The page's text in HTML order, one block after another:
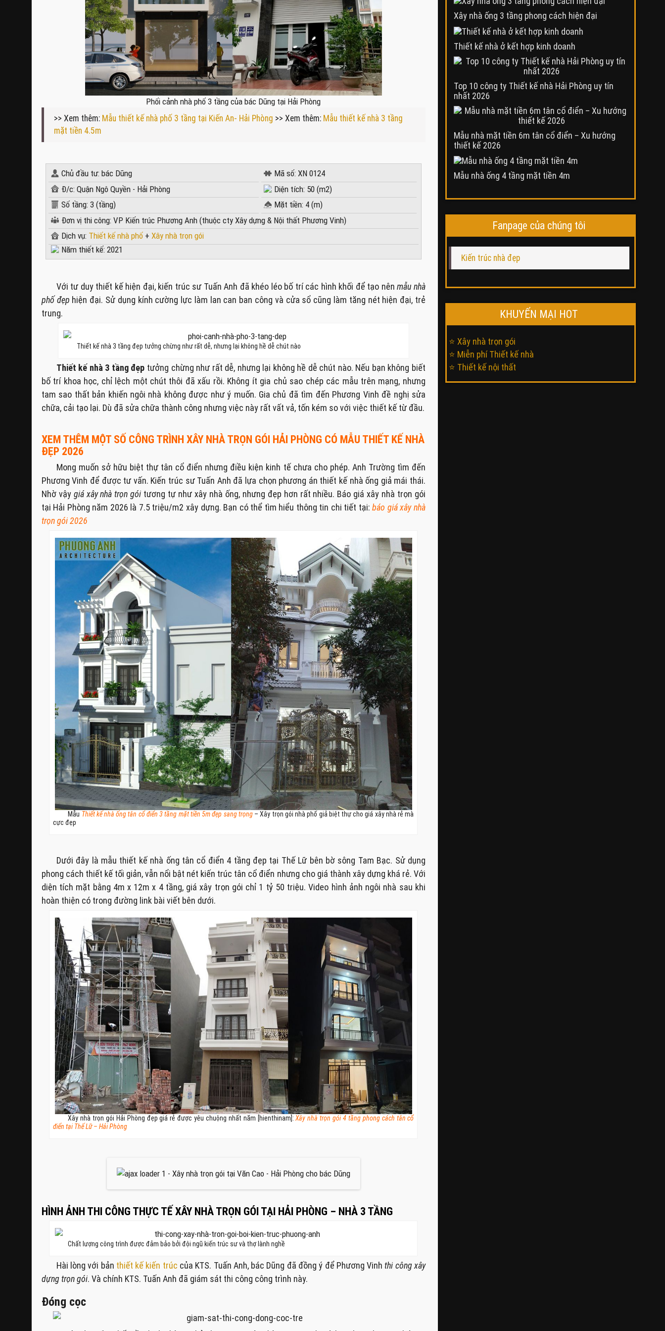
Phối cảnh nhà phố 3 tầng của bác Dũng tại Hải Phòng
>> Xem thêm: Mẫu thiết kế nhà phố 3 tầng tại Kiến An- Hải Phòng >> Xem thêm: Mẫu thiết kế nhà 3 tầng
mặt tiền 4.5m
Chủ đầu tư: bác Dũng
Mã số: XN 0124
Đ/c: Quận Ngô Quyền - Hải Phòng
Diện tích: 50 (m2)
Số tầng: 3 (tầng)
Mặt tiền: 4 (m)
Đơn vị thi công: VP Kiến trúc Phương Anh (thuộc cty Xây dựng & Nội thất Phương Vinh)
Dịch vụ: Thiết kế nhà phố+ Xây nhà trọn gói
Năm thiết kế: 2021
Với tư duy thiết kế hiện đại, kiến trúc sư Tuấn Anh đã khéo léo bố trí các hình khối để tạo nênmẫu nhà
phố đẹp hiện đại. Sử dụng kính cường lực làm lan can ban công và cửa sổ cũng làm tăng nét hiện đại, trẻ
trung.
Thiết kế nhà 3 tầng đẹp tưởng chừng như rất dễ, nhưng lại không hề dễ chút nào
Thiết kế nhà 3 tầng đẹp tưởng chừng như rất dễ, nhưng lại không hề dễ chút nào. Nếu bạn không biết
bố trí khoa học, chỉ lệch một chút thôi đã xấu rồi. Không ít gia chủ sao chép các mẫu trên mạng, nhưng
tam sao thất bản khiến ngôi nhà không được như ý muốn. Gia chủ đã tìm đến Phương Vinh đề nghị sửa
chữa, cải tạo lại. Dù đã sửa chữa thành công nhưng việc này rất vất vả, tốn kém so với việc thiết kế từ đầu.
XEM THÊM MỘT SỐ CÔNG TRÌNH XÂY NHÀ TRỌN GÓI HẢI PHÒNG CÓ MẪU THIẾT KẾ NHÀ
ĐẸP 2026
Mong muốn sở hữu biệt thự tân cổ điển nhưng điều kiện kinh tế chưa cho phép. Anh Trường tìm đến
Phương Vinh để được tư vấn. Kiến trúc sư Tuấn Anh đã lựa chọn phương án thiết kế nhà ống giả mái thái.
Nhờ vậy giá xây nhà trọn gói tương tự như xây nhà ống, nhưng đẹp hơn rất nhiều. Báo giá xây nhà trọn gói
tại Hải Phòng năm 2026 là 7.5 triệu/m2 xây dựng. Bạn có thể tìm hiểu thông tin chi tiết tại:báo giá xây nhà
trọn gói 2026
Mẫu Thiết kế nhà ống tân cổ điển 3 tầng mặt tiền 5m đẹp sang trọng– Xây trọn gói nhà phố giả biệt thự cho giá xây nhà rẻ mà
cực đẹp
Dưới đây là mẫu thiết kế nhà ống tân cổ điển 4 tầng đẹp tại Thế Lữ bên bờ sông Tam Bạc. Sử dụng
phong cách thiết kế tối giản, vẫn nổi bật nét kiến trúc tân cổ điển nhưng cho giá thành xây dựng khá rẻ. Với
diện tích mặt bằng 4m x 12m x 4 tầng, giá xây trọn gói chỉ 1 tỷ 50 triệu. Video hình ảnh ngôi nhà sau khi
hoàn thiện có trong đường link bài viết bên dưới.
Xây nhà trọn gói Hải Phòng đẹp giá rẻ được yêu chuộng nhất năm [hienthinam]:Xây nhà trọn gói 4 tầng phong cách tân cổ
điển tại Thế Lữ – Hải Phòng
HÌNH ẢNH THI CÔNG THỰC TẾ XÂY NHÀ TRỌN GÓI TẠI HẢI PHÒNG – NHÀ 3 TẦNG
Chất lượng công trình được đảm bảo bởi đội ngũ kiến trúc sư và thợ lành nghề
Hài lòng với bản thiết kế kiến trúc của KTS. Tuấn Anh, bác Dũng đã đồng ý để Phương Vinh thi công xây
dựng trọn gói. Và chính KTS. Tuấn Anh đã giám sát thi công công trình này.
Đóng cọc
Xây nhà ống 3 tầng phong cách hiện đại
Thiết kế nhà ở kết hợp kinh doanh
Top 10 công ty Thiết kế nhà Hải Phòng uy tín
nhất 2026
Mẫu nhà mặt tiền 6m tân cổ điển – Xu hướng
thiết kế 2026
Mẫu nhà ống 4 tầng mặt tiền 4m
Fanpage của chúng tôi
Kiến trúc nhà đẹp
KHUYẾN MẠI HOT
⭐ Xây nhà trọn gói
⭐ Miễn phí Thiết kế nhà
⭐ Thiết kế nội thất